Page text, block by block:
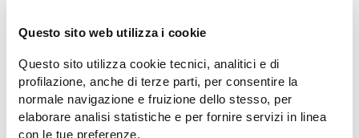
Questo sito web utilizza i cookie
Questo sito utilizza cookie tecnici, analitici e di
profilazione, anche di terze parti, per consentire la
normale navigazione e fruizione dello stesso, per
elaborare analisi statistiche e per fornire servizi in linea
con le tue preferenze.
Leaflet | Map data (c)OpenStreetMap contributors
Potrebbe interessarti anche...